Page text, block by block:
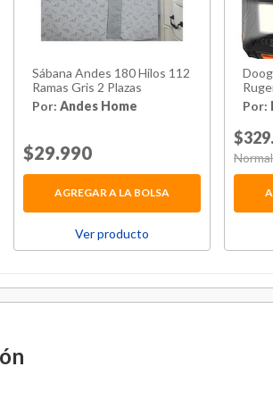
Sábana Andes 180 Hilos 112
Ramas Gris 2 Plazas
Por:Andes Home
Price reduced from
$29.990
AGREGAR A LA BOLSA
Ver producto
Por:
Price